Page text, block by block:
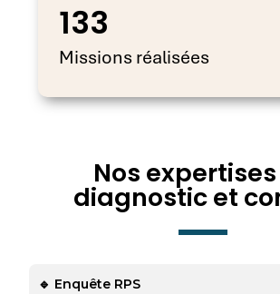
Missions réalisées
133
Nos
diagnostic et
🔹 Enquête RPS